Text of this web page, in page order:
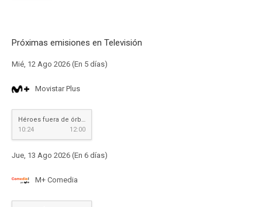
Próximas emisiones en Televisión
Mié, 12 Ago 2026 (En 5 días)
Movistar Plus
Héroes fuera de órbita
10:24
12:00
Jue, 13 Ago 2026 (En 6 días)
M+ Comedia